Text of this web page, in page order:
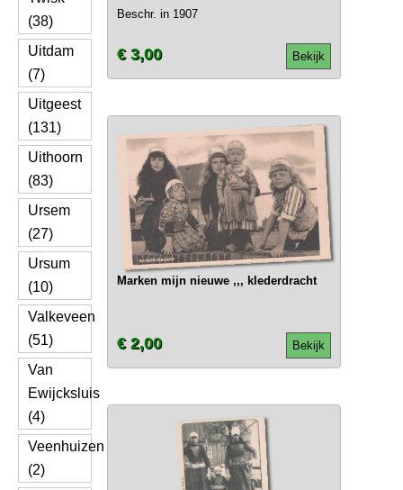
(38)
Uitdam
(7)
Uitgeest
(131)
Uithoorn
(83)
Ursem
(27)
Ursum
(10)
Valkeveen
(51)
Van
Ewijcksluis
(4)
Veenhuizen
(2)
Beschr. in 1907
Bekijk
€ 3,00
Marken mijn nieuwe ,,, klederdracht
Bekijk
€ 2,00